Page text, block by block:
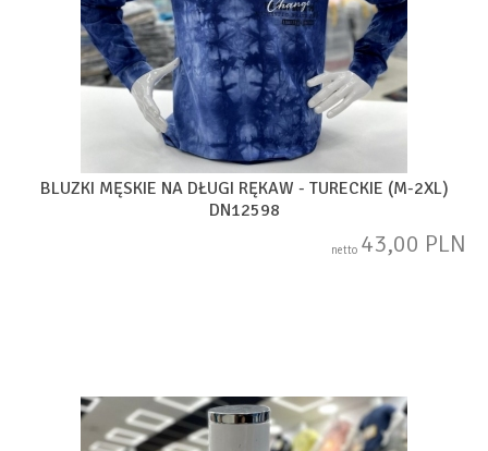
BLUZKI MĘSKIE NA DŁUGI RĘKAW - TURECKIE (M-2XL)
DN12598
netto 43,00 PLN